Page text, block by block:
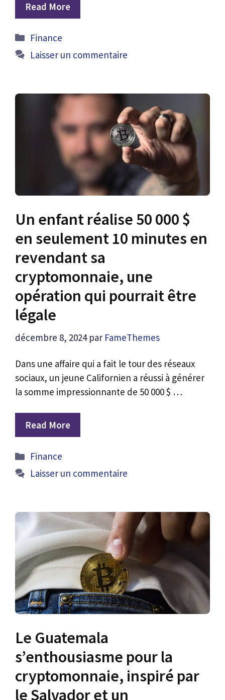
Read More
Catégories
Finance
Laisser un commentaire
Un enfant réalise 50 000 $
en seulement 10 minutes en
revendant sa
cryptomonnaie, une
opération qui pourrait être
légale
décembre 8, 2024 par FameThemes
Dans une affaire qui a fait le tour des réseaux
sociaux, un jeune Californien a réussi à générer
la somme impressionnante de 50 000 $ …
Read More
Catégories
Finance
Laisser un commentaire
Le Guatemala
s’enthousiasme pour la
cryptomonnaie, inspiré par
le Salvador et un